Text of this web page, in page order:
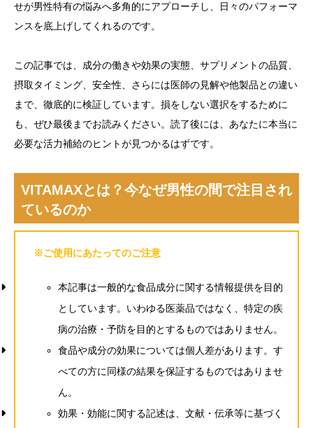
せが男性特有の悩みへ多角的にアプローチし、日々のパフォーマ
ンスを底上げしてくれるのです。
この記事では、成分の働きや効果の実態、サプリメントの品質、
摂取タイミング、安全性、さらには医師の見解や他製品との違い
まで、徹底的に検証しています。損をしない選択をするために
も、ぜひ最後までお読みください。読了後には、あなたに本当に
必要な活力補給のヒントが見つかるはずです。
VITAMAXとは？今なぜ男性の間で注目され
ているのか
※ご使用にあたってのご注意
本記事は一般的な食品成分に関する情報提供を目的
としています。いわゆる医薬品ではなく、特定の疾
病の治療・予防を目的とするものではありません。
食品や成分の効果については個人差があります。す
べての方に同様の結果を保証するものではありませ
ん。
効果・効能に関する記述は、文献・伝承等に基づく